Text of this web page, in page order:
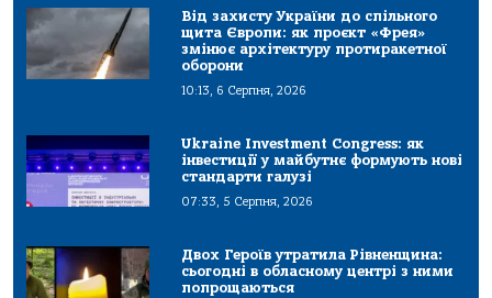
Від захисту України до спільного
щита Європи: як проєкт «Фрея»
змінює архітектуру протиракетної
оборони
10:13, 6 Серпня, 2026
Ukraine Investment Congress: як
інвестиції у майбутнє формують нові
стандарти галузі
07:33, 5 Серпня, 2026
Двох Героїв утратила Рівненщина:
сьогодні в обласному центрі з ними
попрощаються